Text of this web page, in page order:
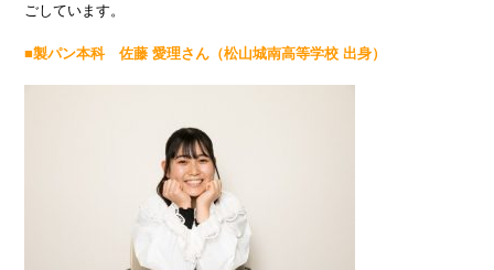
ごしています。
■製パン本科 佐藤 愛理さん（松山城南高等学校 出身）